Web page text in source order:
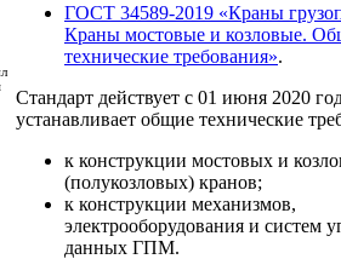
ГОСТ 34589-2019 «Краны
Краны мостовые и козловые.
технические требования».
Стандарт действует с 01 июня 2020
устанавливает общие технические
к конструкции мостовых и
(полукозловых) кранов;
к конструкции механизмов,
электрооборудования и систем
данных ГПМ.